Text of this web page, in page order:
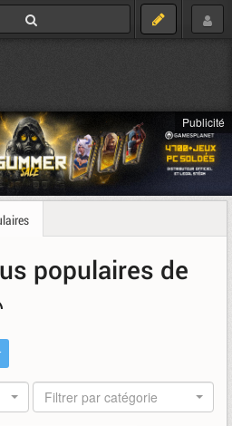
Publicité
populaires de
Filtrer par catégorie